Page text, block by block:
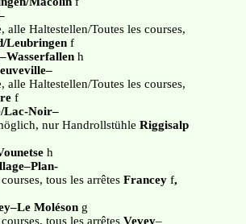
alle Haltestellen/Toutes les courses,
Leubringen f
h
alle Haltestellen/Toutes les courses,
f
Lac-Noir–
nur Handrollstühle Riggisalp
h
tous les arrêtes Francey f,
Moléson g
tous les arrêtes Vevey–